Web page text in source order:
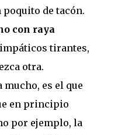
de tacón.
con raya
tirantes,
otra.
mucho, es el que
en principio
por ejemplo, la